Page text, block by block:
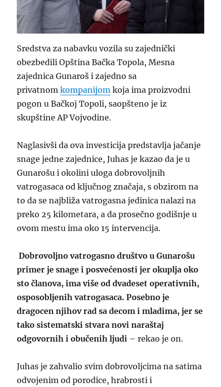
Sredstva za nabavku vozila su zajednički
obezbedili Opština Bačka Topola, Mesna
zajednica Gunaroš i zajedno sa
privatnomkompanijom koja ima proizvodni
pogon u Bačkoj Topoli, saopšteno je iz
skupštine AP Vojvodine.
Naglasivši da ova investicija predstavlja jačanje
snage jedne zajednice, Juhas je kazao da je u
Gunarošu i okolini uloga dobrovoljnih
vatrogasaca od ključnog značaja, s obzirom na
to da se najbliža vatrogasna jedinica nalazi na
preko 25 kilometara, a da prosečno godišnje u
ovom mestu ima oko 15 intervencija.
Dobrovoljno vatrogasno društvo u Gunarošu
primer je snage i posvećenosti jer okuplja oko
sto članova, ima više od dvadeset operativnih,
osposobljenih vatrogasaca. Posebno je
dragocen njihov rad sa decom i mladima, jer se
tako sistematski stvara novi naraštaj
odgovornih i obučenih ljudi – rekao je on.
Juhas je zahvalio svim dobrovoljcima na satima
odvojenim od porodice, hrabrosti i